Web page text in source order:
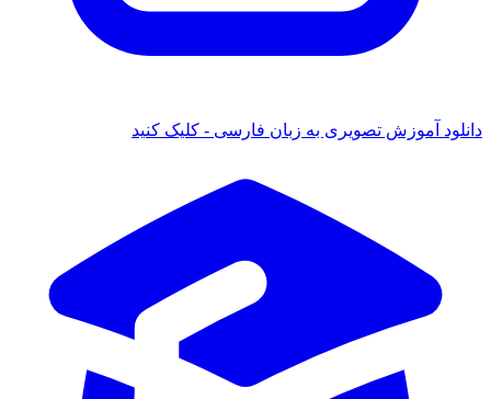
دانلود آموزش تصویری به زبان فارسی - کلیک کنید